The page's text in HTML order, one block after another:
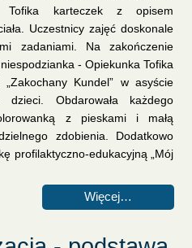
Tofika karteczek z opisem
Uczestnicy zajęć doskonale
zadaniami. Na zakończenie
- Opiekunka Tofika
Kundel” w asyście
Obdarowała każdego
z pieskami i małą
zdobienia. Dodatkowo
profilaktyczno-edukacyjną „Mój
Więcej…